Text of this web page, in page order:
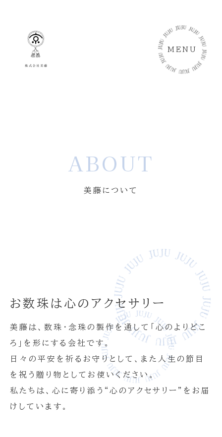
MENU
ABOUT
美藤について
お数珠は心のアクセサリー
美藤は、数珠・念珠の製作を通して「心のよりどこ
ろ」を形にする会社です。
日々の平安を祈るお守りとして、また人生の節目
を祝う贈り物としてお使いください。
私たちは、心に寄り添う“心のアクセサリー”をお届
けしています。